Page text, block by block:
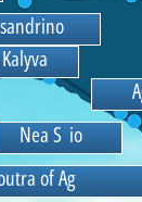
utraofAgiaParask
A
NeaSkioni
Kalyva
sandrino